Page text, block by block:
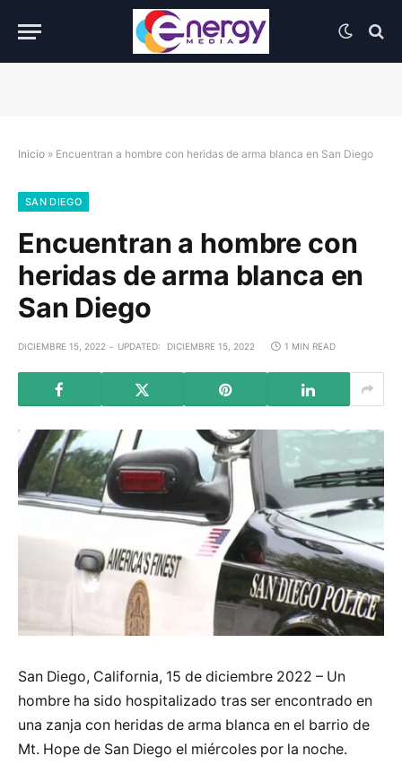
Inicio » Encuentran a hombre con heridas de arma blanca en San Diego
SAN DIEGO
Encuentran a hombre con
heridas de arma blanca en
San Diego
DICIEMBRE 15, 2022 UPDATED: DICIEMBRE 15, 2022 1 MIN READ
San Diego, California, 15 de diciembre 2022 – Un
hombre ha sido hospitalizado tras ser encontrado en
una zanja con heridas de arma blanca en el barrio de
Mt. Hope de San Diego el miércoles por la noche.